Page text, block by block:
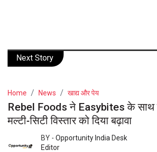
Next Story
Home News खाद्य और पेय
Rebel Foods ने Easybites के साथ
मल्टी-सिटी विस्तार को दिया बढ़ावा
BY - Opportunity India Desk
Editor